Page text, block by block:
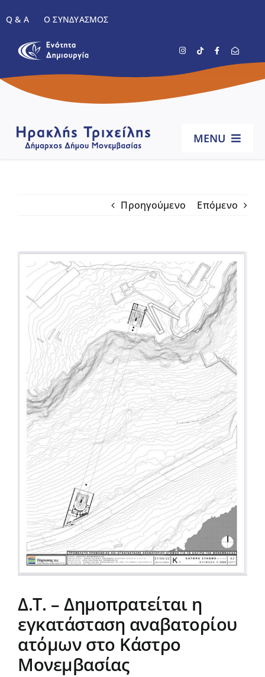
στο
περιεχόμενο
Q & A Ο ΣΥΝΔΥΑΣΜΌΣ
MENU
Έργα
Δράσεις
Αντισταθμιστικά
Aνεμογεννητριών
Πρόγραμμα
2024-28
Νέα
Προηγούμενο Επόμενο
Προβολή
μεγαλύτερης
εικόνας
Δ.Τ. – Δημοπρατείται η
εγκατάσταση αναβατορίου
ατόμων στο Κάστρο
Μονεμβασίας